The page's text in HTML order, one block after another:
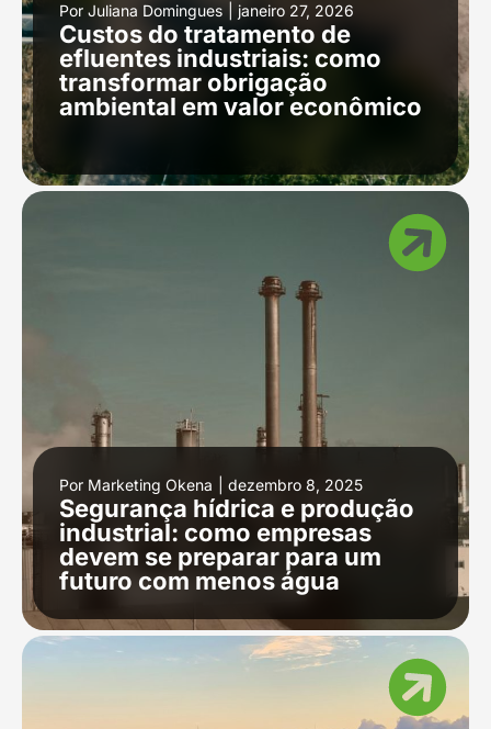
Por Juliana Domingues janeiro 27, 2026
Custos do tratamento de
efluentes industriais: como
transformar obrigação
ambiental em valor econômico
Por Marketing Okena dezembro 8, 2025
Segurança hídrica e produção
industrial: como empresas
devem se preparar para um
futuro com menos água